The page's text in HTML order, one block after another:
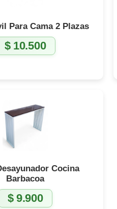
Para Cama 2 Plazas
$10.500
Cocina
Barbacoa
$9.900